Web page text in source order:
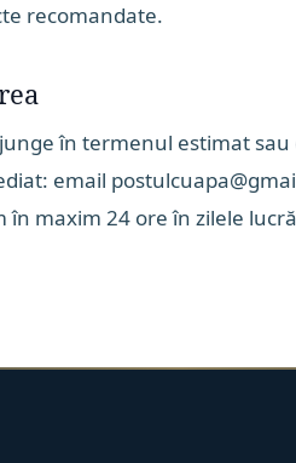
recomandate.
în termenul estimat
email
în maxim 24 ore în zilele